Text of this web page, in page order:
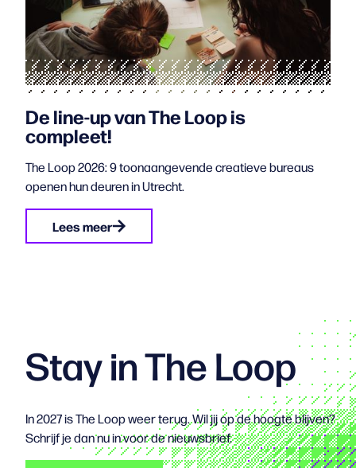
De line-up van The Loop is
compleet!
The Loop 2026: 9 toonaangevende creatieve bureaus
openen hun deuren in Utrecht.
Lees meer
Stay in The Loop
In 2027 is The Loop weer terug. Wil jij op de hoogte blijven?
Schrijf je dan nu in voor de nieuwsbrief.